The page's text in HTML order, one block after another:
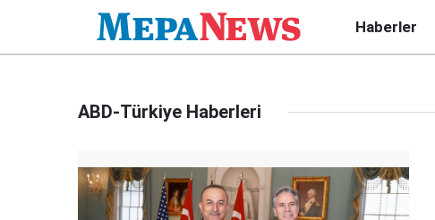
Haberler
ABD-Türkiye Haberleri